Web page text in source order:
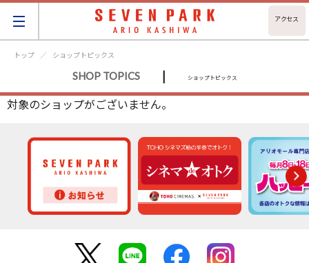
アクセス
トップ ショップトピックス
SHOP TOPICS | ショップトピックス
対象のショップがございません。